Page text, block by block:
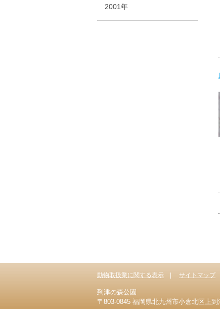
2001年
動物取扱業に関する表示 サイトマップ
到津の森公園
〒803-0845 福岡県北九州市小倉北区上